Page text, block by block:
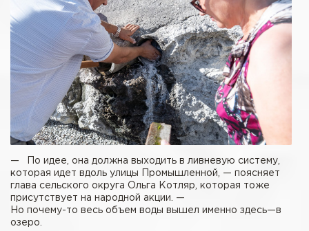
— По идее, она должна выходить в ливневую систему,
которая идет вдоль улицы Промышленной, — поясняет
глава сельского округа Ольга Котляр, которая тоже
присутствует на народной акции. —
Но почему-то весь объем воды вышел именно здесь—в
озеро.